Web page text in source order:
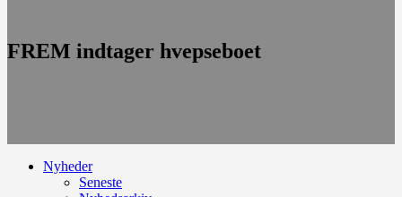
FREM indtager hvepseboet
Nyheder
Seneste